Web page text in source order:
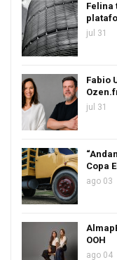
Felina
jul 31
Fabio
jul 31
Copa
ago 03
OOH
ago 04